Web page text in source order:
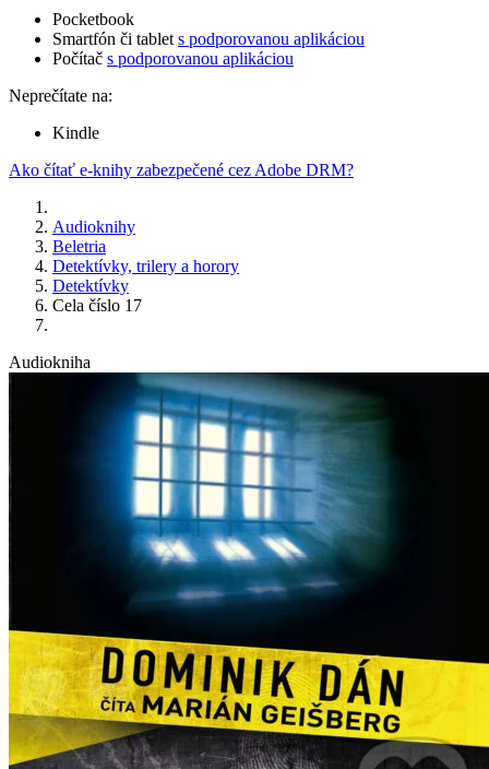
Pocketbook
Smartfón či tablet s podporovanou aplikáciou
Počítač s podporovanou aplikáciou
Neprečítate na:
Kindle
Ako čítať e-knihy zabezpečené cez Adobe DRM?
Audioknihy
Beletria
Detektívky, trilery a horory
Detektívky
Cela číslo 17
Audiokniha